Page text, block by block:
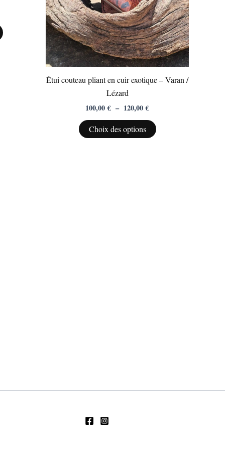
page
Étui couteau pliant en cuir exotique – Varan /
Lézard
100,00€ – 120,00€
Choix des options
sur
la
page
du
produit